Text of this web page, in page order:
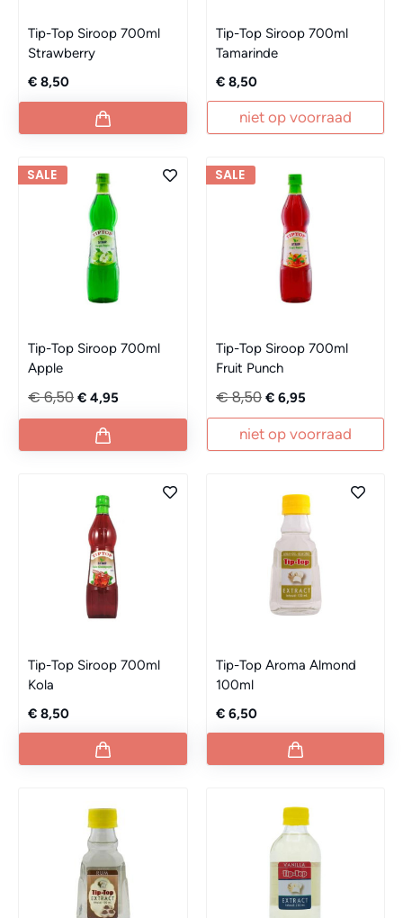
Tip-Top Siroop 700ml
Strawberry
€ 8,50
Tip-Top Siroop 700ml
Tamarinde
€ 8,50
niet op voorraad
SALE
Tip-Top Siroop 700ml
Apple
€ 6,50 € 4,95
SALE
Tip-Top Siroop 700ml
Fruit Punch
€ 8,50 € 6,95
niet op voorraad
Tip-Top Siroop 700ml
Kola
€ 8,50
Tip-Top Aroma Almond
100ml
€ 6,50